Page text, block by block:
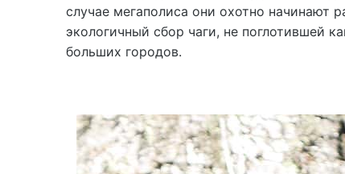
случае мегаполиса они охотно начинают
экологичный сбор чаги, не поглотившей
больших городов.